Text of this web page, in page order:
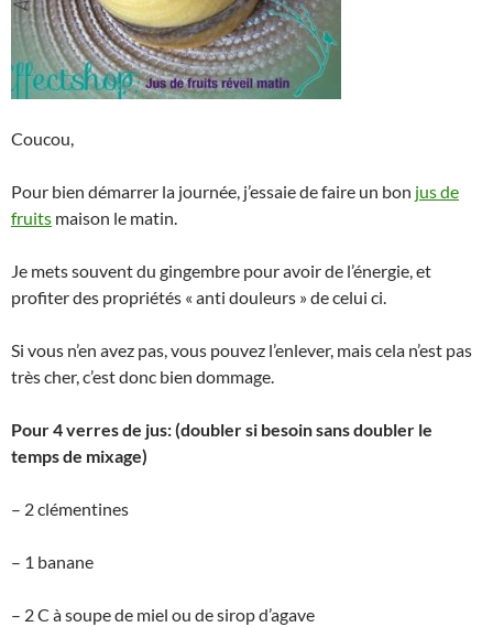
Coucou,
Pour bien démarrer la journée, j’essaie de faire un bon jus de
fruits maison le matin.
Je mets souvent du gingembre pour avoir de l’énergie, et
profiter des propriétés « anti douleurs » de celui ci.
Si vous n’en avez pas, vous pouvez l’enlever, mais cela n’est pas
très cher, c’est donc bien dommage.
Pour 4 verres de jus: (doubler si besoin sans doubler le
temps de mixage)
– 2 clémentines
– 1 banane
– 2 C à soupe de miel ou de sirop d’agave